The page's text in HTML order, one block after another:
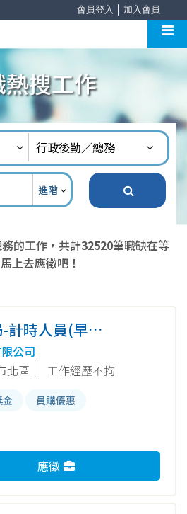
會員登入 加入會員
搜工作
進階
的工作，共計32520筆職缺在等
上去應徵吧！
計時人員(早班/
公司
北區 工作經歷不拘
金 員購優惠
應徵